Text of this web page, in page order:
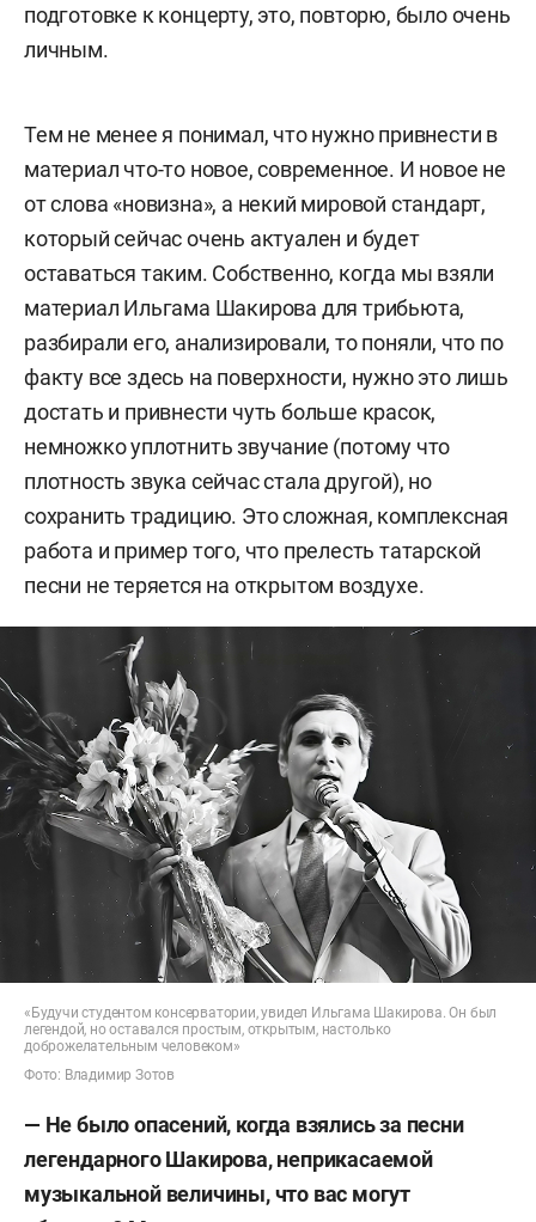
подготовке к концерту, это, повторю, было очень
личным.
Тем не менее я понимал, что нужно привнести в
материал что-то новое, современное. И новое не
от слова «новизна», а некий мировой стандарт,
который сейчас очень актуален и будет
оставаться таким. Собственно, когда мы взяли
материал Ильгама Шакирова для трибьюта,
разбирали его, анализировали, то поняли, что по
факту все здесь на поверхности, нужно это лишь
достать и привнести чуть больше красок,
немножко уплотнить звучание (потому что
плотность звука сейчас стала другой), но
сохранить традицию. Это сложная, комплексная
работа и пример того, что прелесть татарской
песни не теряется на открытом воздухе.
«Будучи студентом консерватории, увидел Ильгама Шакирова. Он был
легендой, но оставался простым, открытым, настолько
доброжелательным человеком»
Фото: Владимир Зотов
— Не было опасений, когда взялись за песни
легендарного Шакирова, неприкасаемой
музыкальной величины, что вас могут